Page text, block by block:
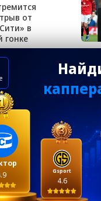
от
в
гонке
Gsport
4.6
ФК
главных новостей
—